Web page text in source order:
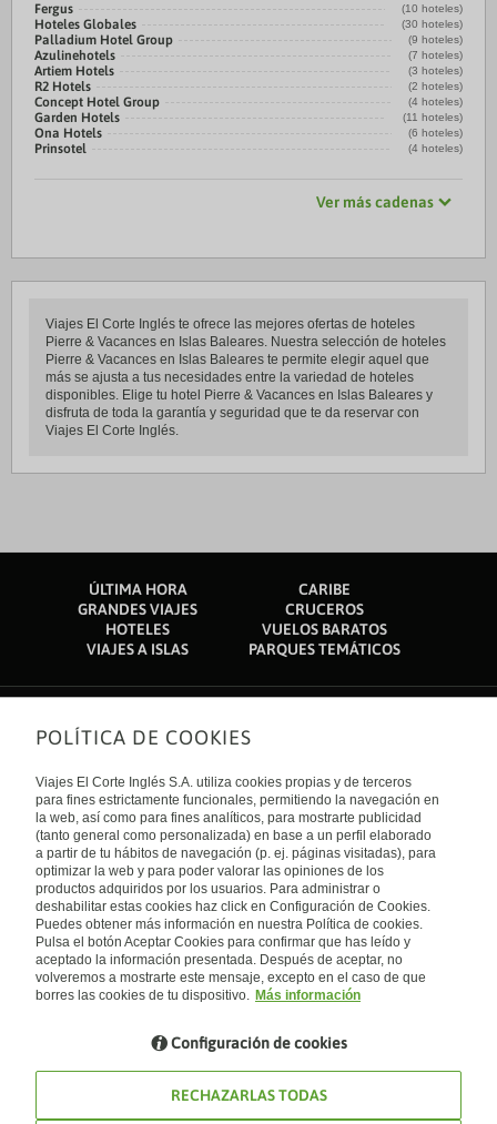
Fergus (10 hoteles)
Hoteles Globales (30 hoteles)
Palladium Hotel Group (9 hoteles)
Azulinehotels (7 hoteles)
Artiem Hotels (3 hoteles)
R2 Hotels (2 hoteles)
Concept Hotel Group (4 hoteles)
Garden Hotels (11 hoteles)
Ona Hotels (6 hoteles)
Prinsotel (4 hoteles)
Ver más cadenas
Viajes El Corte Inglés te ofrece las mejores ofertas de hoteles
Pierre & Vacances en Islas Baleares. Nuestra selección de hoteles
Pierre & Vacances en Islas Baleares te permite elegir aquel que
más se ajusta a tus necesidades entre la variedad de hoteles
disponibles. Elige tu hotel Pierre & Vacances en Islas Baleares y
disfruta de toda la garantía y seguridad que te da reservar con
Viajes El Corte Inglés.
ÚLTIMA HORA
CARIBE
GRANDES VIAJES
CRUCEROS
HOTELES
VUELOS BARATOS
VIAJES A ISLAS
PARQUES TEMÁTICOS
Sobre nosotros
Quiénes somos
Financiación
Sostenibilidad
Turismo accesible
Tarjeta El Corte Inglés
Trabaja con nosotros
El Corte Inglés
Canal Ético
Enlaces de interés
Guías de viaje
Catálogos
Auto check-in
Condiciones Generales
Política de privacidad
Política de cookies
Accesibilidad
Empresas/ Grupos
Internacional
España
Visita nuestro blog
Blog de Viajes el Corte inglés
POLÍTICA DE COOKIES
Viajes El Corte Inglés S.A. utiliza cookies propias y de terceros
para fines estrictamente funcionales, permitiendo la navegación en
la web, así como para fines analíticos, para mostrarte publicidad
(tanto general como personalizada) en base a un perfil elaborado
a partir de tu hábitos de navegación (p. ej. páginas visitadas), para
optimizar la web y para poder valorar las opiniones de los
productos adquiridos por los usuarios. Para administrar o
deshabilitar estas cookies haz click en Configuración de Cookies.
Puedes obtener más información en nuestra Política de cookies.
Pulsa el botón Aceptar Cookies para confirmar que has leído y
aceptado la información presentada. Después de aceptar, no
volveremos a mostrarte este mensaje, excepto en el caso de que
borres las cookies de tu dispositivo. Más información
Configuración de cookies
RECHAZARLAS TODAS